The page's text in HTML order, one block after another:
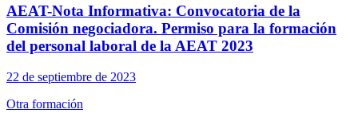
AEAT-Nota Informativa: Convocatoria de la
Comisión negociadora. Permiso para la formación
del personal laboral de la AEAT 2023
22 de septiembre de 2023
Otra formación